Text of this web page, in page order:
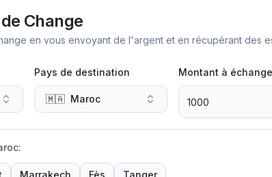
Change
en vous envoyant de l'argent et en récupérant des
Pays de destination
🇲🇦 Maroc
Montant à
:
Marrakech Fès Tanger